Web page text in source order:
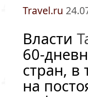
Travel.ru
Власти
60-
стран, в
на